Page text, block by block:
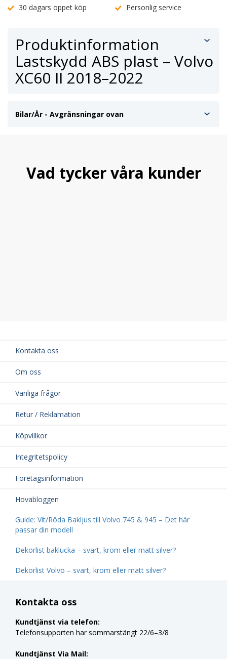
30 dagars öppet köp
Personlig service
Produktinformation
Lastskydd ABS plast – Volvo
XC60 II 2018–2022
Bilar/År - Avgränsningar ovan
Vad tycker våra kunder
Kontakta oss
Om oss
Vanliga frågor
Retur / Reklamation
Köpvillkor
Integritetspolicy
Företagsinformation
Hovabloggen
Guide: Vit/Röda Bakljus till Volvo 745 & 945 – Det här
passar din modell
Dekorlist baklucka – svart, krom eller matt silver?
Dekorlist Volvo – svart, krom eller matt silver?
Kontakta oss
Kundtjänst via telefon:
Telefonsupporten har sommarstängt 22/6–3/8
Kundtjänst Via Mail: